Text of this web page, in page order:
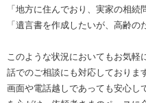
「地方に住んでおり、実家の相続
「遺言書を作成したいが、高齢の
このような状況においてもお気軽
話でのご相談にも対応しておりま
画面や電話越しであっても安心し